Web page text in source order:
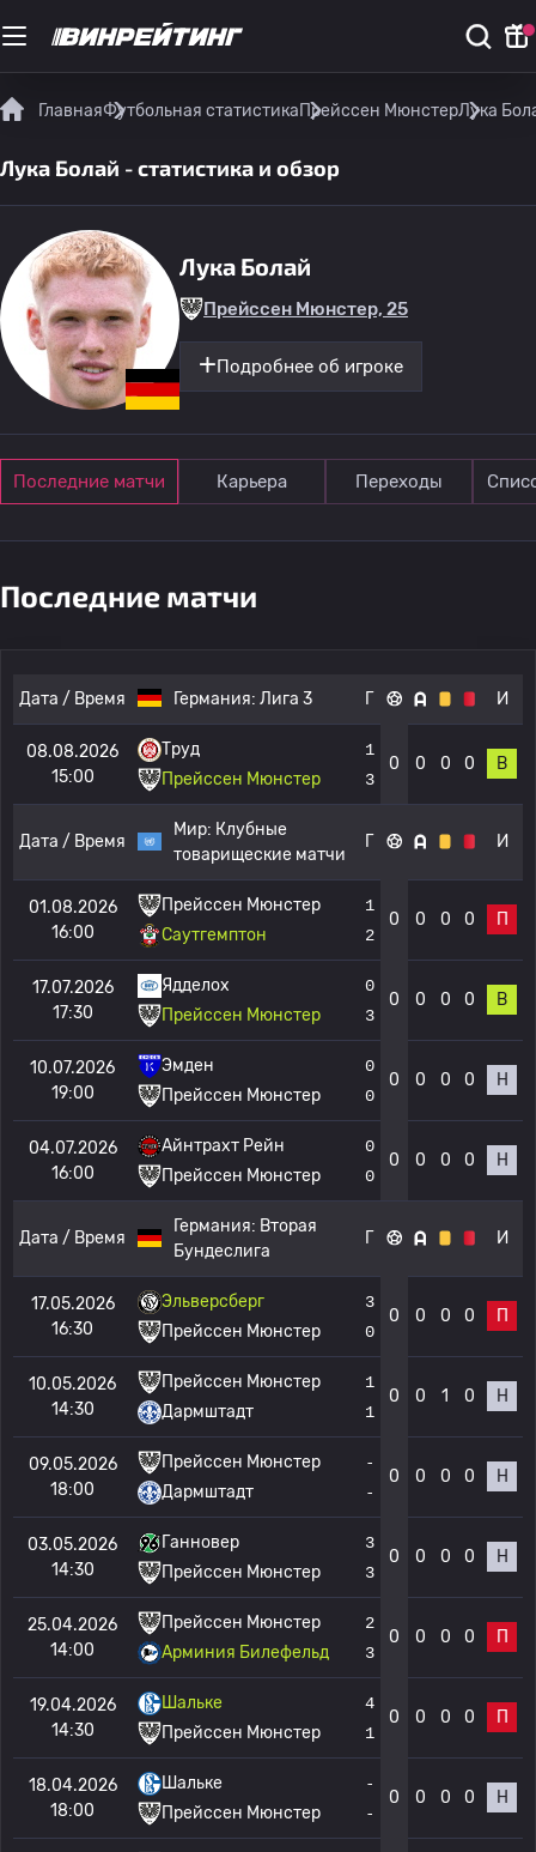
ГлавнаяФутбольная статистикаПрейссен МюнстерЛука
Лука Болай - статистика и обзор
Лука Болай
Прейссен Мюнстер, 25
Подробнее об игроке
Последние матчи Карьера Переходы
Последние матчи
Дата / Время Германия: Лига 3 Г И
08.08.2026
15:00
Труд
Прейссен Мюнстер
1
3
0 0 0 0 В
Дата / Время
Мир: Клубные
товарищеские матчи
Г И
01.08.2026
16:00
Прейссен Мюнстер
Саутгемптон
1
2
0 0 0 0 П
17.07.2026
17:30
Ядделох
Прейссен Мюнстер
0
3
0 0 0 0 В
10.07.2026
19:00
Эмден
Прейссен Мюнстер
0
0
0 0 0 0 Н
04.07.2026
16:00
Айнтрахт Рейн
Прейссен Мюнстер
0
0
0 0 0 0 Н
Дата / Время
Германия: Вторая
Бундеслига
Г И
17.05.2026
16:30
Эльверсберг
Прейссен Мюнстер
3
0
0 0 0 0 П
10.05.2026
14:30
Прейссен Мюнстер
Дармштадт
1
1
0 0 1 0 Н
09.05.2026
18:00
Прейссен Мюнстер
Дармштадт
-
-
0 0 0 0 Н
03.05.2026
14:30
Ганновер
Прейссен Мюнстер
3
3
0 0 0 0 Н
25.04.2026
14:00
Прейссен Мюнстер
Арминия Билефельд
2
3
0 0 0 0 П
19.04.2026
14:30
Шальке
Прейссен Мюнстер
4
1
0 0 0 0 П
18.04.2026
18:00
Шальке
Прейссен Мюнстер
-
-
0 0 0 0 Н